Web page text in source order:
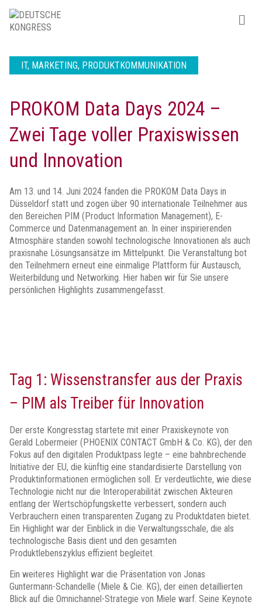
IT, MARKETING, PRODUKTKOMMUNIKATION
PROKOM Data Days 2024 –
Zwei Tage voller Praxiswissen
und Innovation
Am 13. und 14. Juni 2024 fanden die PROKOM Data Days in
Düsseldorf statt und zogen über 90 internationale Teilnehmer aus
den Bereichen PIM (Product Information Management), E-
Commerce und Datenmanagement an. In einer inspirierenden
Atmosphäre standen sowohl technologische Innovationen als auch
praxisnahe Lösungsansätze im Mittelpunkt. Die Veranstaltung bot
den Teilnehmern erneut eine einmalige Plattform für Austausch,
Weiterbildung und Networking. Hier haben wir für Sie unsere
persönlichen Highlights zusammengefasst.
Tag 1: Wissenstransfer aus der Praxis
– PIM als Treiber für Innovation
Der erste Kongresstag startete mit einer Praxiskeynote von
Gerald Lobermeier (PHOENIX CONTACT GmbH & Co. KG), der den
Fokus auf den digitalen Produktpass legte – eine bahnbrechende
Initiative der EU, die künftig eine standardisierte Darstellung von
Produktinformationen ermöglichen soll. Er verdeutlichte, wie diese
Technologie nicht nur die Interoperabilität zwischen Akteuren
entlang der Wertschöpfungskette verbessert, sondern auch
Verbrauchern einen transparenten Zugang zu Produktdaten bietet.
Ein Highlight war der Einblick in die Verwaltungsschale, die als
technologische Basis dient und den gesamten
Produktlebenszyklus effizient begleitet.
Ein weiteres Highlight war die Präsentation von Jonas
Guntermann-Schandelle (Miele & Cie. KG), der einen detaillierten
Blick auf die Omnichannel-Strategie von Miele warf. Seine Keynote